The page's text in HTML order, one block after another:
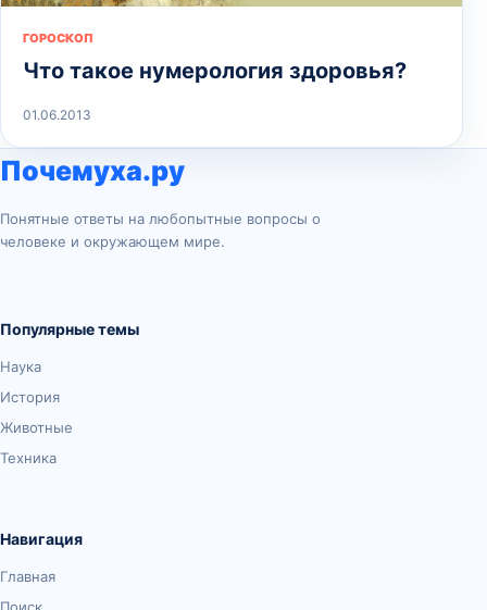
ГОРОСКОП
Что такое нумерология здоровья?
01.06.2013
Почемуха.ру
Понятные ответы на любопытные вопросы о
человеке и окружающем мире.
Популярные темы
Наука
История
Животные
Техника
Навигация
Главная
Поиск